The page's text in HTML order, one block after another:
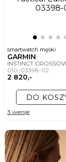
smartwatch męski
GARMIN
INSTINCT
010-03398-02
2 820,-
DO
3 wersje